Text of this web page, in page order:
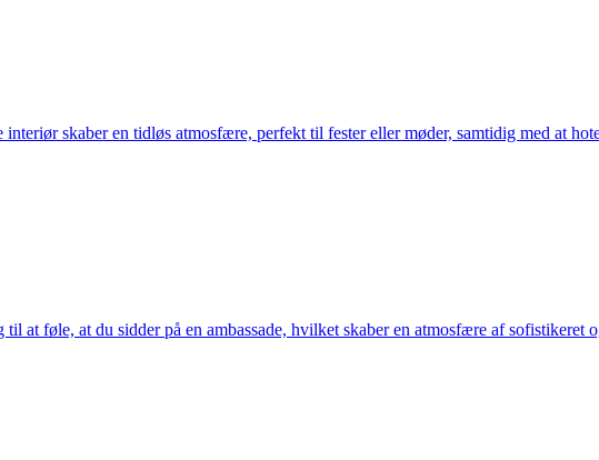
skaber en tidløs atmosfære, perfekt til fester eller møder, samtidig med at
at føle, at du sidder på en ambassade, hvilket skaber en atmosfære af sofistikeret